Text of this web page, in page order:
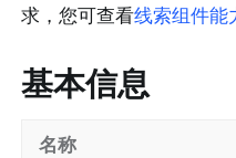
求，您可查看线索组件能
基本信息
名称